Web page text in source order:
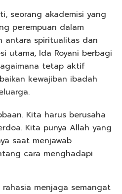
seorang akademisi yang
perempuan dalam
antara spiritualitas dan
utama, Ida Royani berbagi
tetap aktif
kewajiban ibadah
Kita harus berusaha
Kita punya Allah yang
saat menjawab
cara menghadapi
menjaga semangat